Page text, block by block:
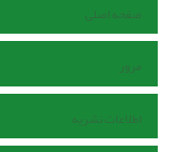
صفحه اصلی
مرور
اطلاعات نشریه